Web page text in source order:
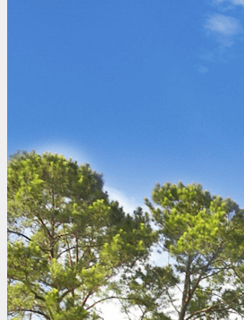
V2C Trydan
V2C Pole Pro
Wallbox
Viaris Orbis
Policharger NW